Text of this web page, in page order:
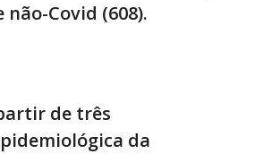
Covid (608).
de três
da